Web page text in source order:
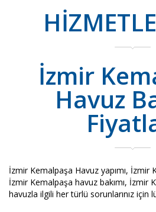
İzmir
Havuz
İzmir Kemalpaşa Havuz yapımı, İzmir
İzmir Kemalpaşa havuz bakımı, İzmir
havuzla ilgili her türlü sorunlarınız için